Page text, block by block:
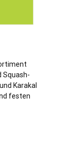
Squash-
Karakal
festen